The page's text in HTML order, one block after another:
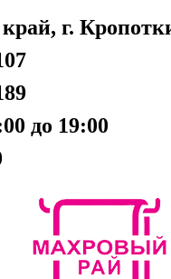
г.
до 19:00